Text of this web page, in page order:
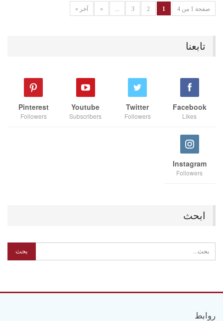
صفحة 1 من 4 1
2
3
...
» آخر »
تابعنا
Facebook
Likes
Twitter
Followers
Youtube
Subscribers
Pinterest
Followers
Instagram
Followers
ابحث
روابط